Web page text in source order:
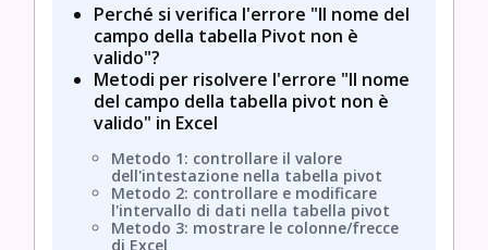
Perché si verifica l'errore "Il nome del
campo della tabella Pivot non è
valido"?
Metodi per risolvere l'errore "Il nome
del campo della tabella pivot non è
valido" in Excel
Metodo 1: controllare il valore
dell'intestazione nella tabella pivot
Metodo 2: controllare e modificare
l'intervallo di dati nella tabella pivot
Metodo 3: mostrare le colonne/frecce
di Excel